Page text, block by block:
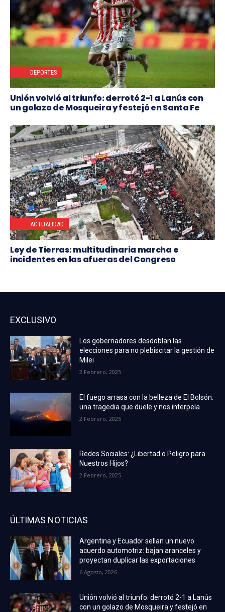
DEPORTES
Unión volvió al triunfo: derrotó 2-1 a Lanús con
un golazo de Mosqueira y festejó en Santa Fe
ACTUALIDAD
Ley de Tierras: multitudinaria marcha e
incidentes en las afueras del Congreso
EXCLUSIVO
Los gobernadores desdoblan las
elecciones para no plebiscitar la gestión de
Milei
2 Febrero, 2025
El fuego arrasa con la belleza de El Bolsón:
una tragedia que duele y nos interpela
2 Febrero, 2025
Redes Sociales: ¿Libertad o Peligro para
Nuestros Hijos?
2 Febrero, 2025
ÚLTIMAS NOTICIAS
Argentina y Ecuador sellan un nuevo
acuerdo automotriz: bajan aranceles y
proyectan duplicar las exportaciones
6 Agosto, 2026
Unión volvió al triunfo: derrotó 2-1 a Lanús
con un golazo de Mosqueira y festejó en